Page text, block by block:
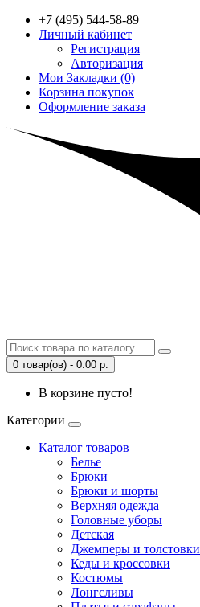
+7 (495) 544-58-89
Личный кабинет
Регистрация
Авторизация
Мои Закладки (0)
Корзина покупок
Оформление заказа
0 товар(ов) - 0.00 р.
В корзине пусто!
Категории
Каталог товаров
Белье
Брюки
Брюки и шорты
Верхняя одежда
Головные уборы
Детская
Джемперы и толстовки
Кеды и кроссовки
Костюмы
Лонгсливы